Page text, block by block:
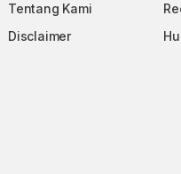
Tentang Kami
Disclaimer